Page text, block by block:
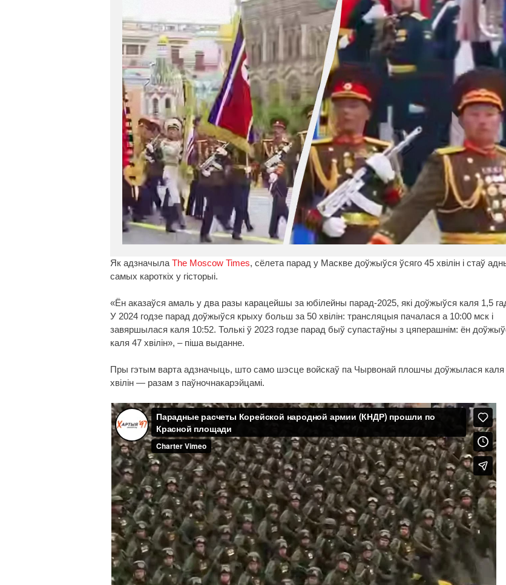
Як адзначыла The Moscow Times, сёлета парад у Маскве доўжыўся ўсяго 45 хвілін і стаў
самых кароткіх у гісторыі.
«Ён аказаўся амаль у два разы карацейшы за юбілейны парад-2025, які доўжыўся каля 1,5
У 2024 годзе парад доўжыўся крыху больш за 50 хвілін: трансляцыя пачалася а 10:00 мск і
завяршылася каля 10:52. Толькі ў 2023 годзе парад быў супастаўны з цяперашнім: ён
каля 47 хвілін», – піша выданне.
Пры гэтым варта адзначыць, што само шэсце войскаў па Чырвонай плошчы доўжылася каля
хвілін — разам з паўночнакарэйцамі.